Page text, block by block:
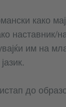
како
наставник/
им на
до